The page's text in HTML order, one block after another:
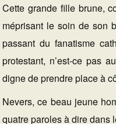
Cette grande fille brune,
méprisant le soin de son
passant du fanatisme
protestant, n’est-ce pas
digne de prendre place à
Nevers, ce beau jeune
quatre paroles à dire dans